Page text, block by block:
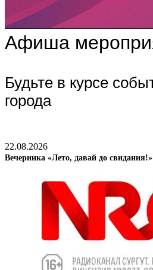
Афиша
Будьте в курсе
города
22.08.2026
Вечеринка «Лето, давай до свидания!»